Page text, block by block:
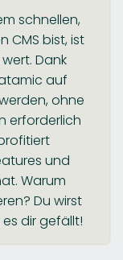
schnellen,
CMS bist, ist
Dank
auf
ohne
erforderlich
und
Warum
Du wirst
dir gefällt!